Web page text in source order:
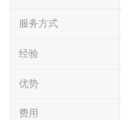
服务方式
经验
优势
费用